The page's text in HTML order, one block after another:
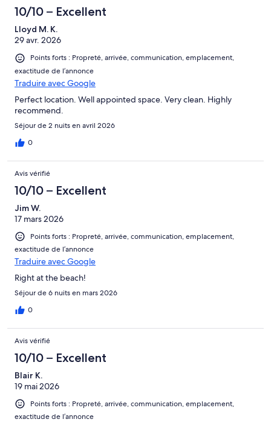
10/10 – Excellent
Lloyd M. K.
29 avr. 2026
Points forts : Propreté, arrivée, communication, emplacement,
exactitude de l’annonce
Traduire avec Google
Perfect location. Well appointed space. Very clean. Highly
recommend.
Séjour de 2 nuits en avril 2026
0
Avis vérifié
10/10 – Excellent
Jim W.
17 mars 2026
Points forts : Propreté, arrivée, communication, emplacement,
exactitude de l’annonce
Traduire avec Google
Right at the beach!
Séjour de 6 nuits en mars 2026
0
Avis vérifié
10/10 – Excellent
Blair K.
19 mai 2026
Points forts : Propreté, arrivée, communication, emplacement,
exactitude de l’annonce